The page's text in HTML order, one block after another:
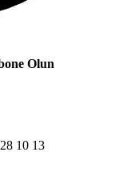
Olun
10 13